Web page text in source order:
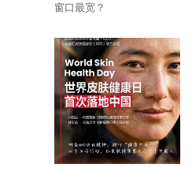
窗口最宽？